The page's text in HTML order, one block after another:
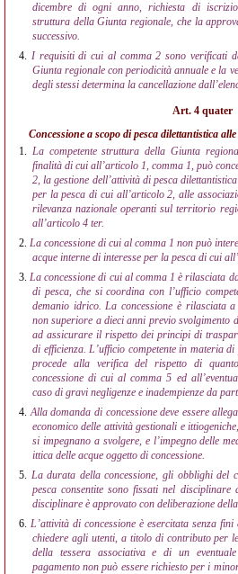
dicembre di ogni anno, richiesta di
struttura della Giunta regionale, che la
successivo.
4. I requisiti di cui al comma 2 sono verificati
Giunta regionale con periodicità annuale e la
degli stessi determina la cancellazione
Art. 4 quater
Concessione a scopo di pesca dilettantistica
1. La competente struttura della Giunta
finalità di cui all’articolo 1, comma 1, può
2, la gestione dell’attività di pesca
per la pesca di cui all’articolo 2, alle
rilevanza nazionale operanti sul territorio
all’articolo 4 ter.
2. La concessione di cui al comma 1 non può
acque interne di interesse per la pesca di cui
3. La concessione di cui al comma 1 è rilasciata
di pesca, che si coordina con l’ufficio
demanio idrico. La concessione è rilasciata
non superiore a dieci anni previo svolgimento
ad assicurare il rispetto dei principi di
di efficienza. L’ufficio competente in materia
procede alla verifica del rispetto di
concessione di cui al comma 5 ed
caso di gravi negligenze e inadempienze da
4. Alla domanda di concessione deve essere
economico delle attività gestionali e
si impegnano a svolgere, e l’impegno delle
ittica delle acque oggetto di concessione.
5. La durata della concessione, gli obblighi del
pesca consentite sono fissati nel disciplinare
disciplinare è approvato con deliberazione
6. L’attività di concessione è esercitata senza
chiedere agli utenti, a titolo di contributo per
della tessera associativa e di un
pagamento non può essere richiesto per i